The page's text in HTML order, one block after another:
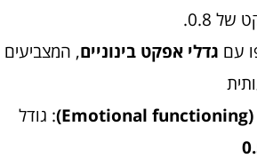
0.8.
עםגדלי אפקט בינוניים, המצביעים
: גודל